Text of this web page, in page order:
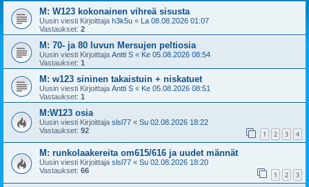
M: W123 kokonainen vihreä sisusta
Uusin viesti Kirjoittaja h3k5u « La 08.08.2026 01:07
Vastaukset: 2
M: 70- ja 80 luvun Mersujen peltiosia
Uusin viesti Kirjoittaja Antti S « Ke 05.08.2026 08:54
Vastaukset: 1
M: w123 sininen takaistuin + niskatuet
Uusin viesti Kirjoittaja Antti S « Ke 05.08.2026 08:51
Vastaukset: 1
M:W123 osia
Uusin viesti Kirjoittaja slsl77 « Su 02.08.2026 18:22
Vastaukset: 92 1 2 3 4
M: runkolaakereita om615/616 ja uudet männät
Uusin viesti Kirjoittaja slsl77 « Su 02.08.2026 18:20
Vastaukset: 66 1 2 3